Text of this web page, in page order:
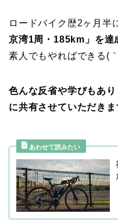
ロードバイク歴2ヶ月半
京湾1周・185km」を達
素人でもやればできる(
色んな反省や学びもあ
に共有させていただきま